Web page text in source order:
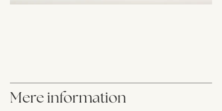
Mere information